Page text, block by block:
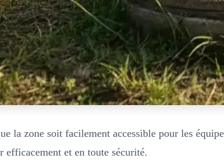
la zone soit facilement accessible pour les
efficacement et en toute sécurité.